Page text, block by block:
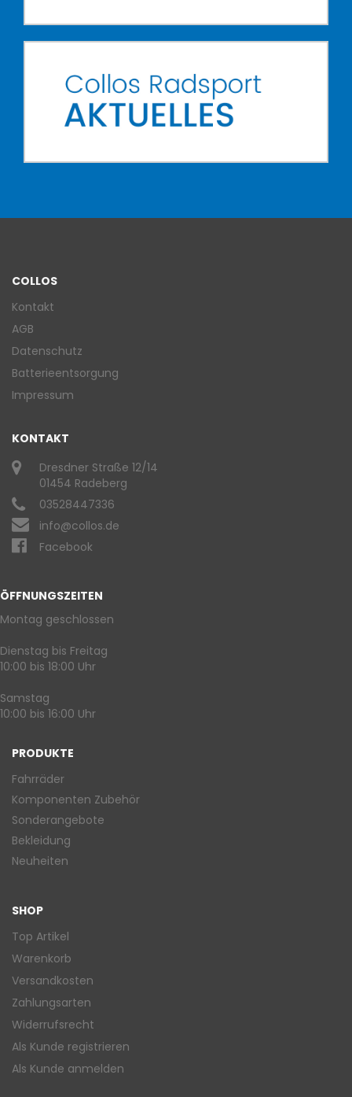
COLLOS
Kontakt
AGB
Datenschutz
Batterieentsorgung
Impressum
KONTAKT
Dresdner Straße 12/14
01454 Radeberg
03528447336
info@collos.de
Facebook
ÖFFNUNGSZEITEN
Montag geschlossen
Dienstag bis Freitag
10:00 bis 18:00 Uhr
Samstag
10:00 bis 16:00 Uhr
PRODUKTE
Fahrräder
Komponenten Zubehör
Sonderangebote
Bekleidung
Neuheiten
SHOP
Top Artikel
Warenkorb
Versandkosten
Zahlungsarten
Widerrufsrecht
Als Kunde registrieren
Als Kunde anmelden